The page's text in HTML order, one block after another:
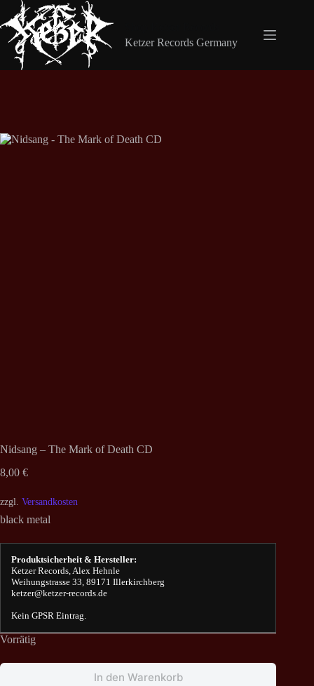
Inhalt
springen
Ketzer Records Germany
Nidsang – The Mark of Death CD
8,00 €
zzgl. Versandkosten
black metal
Produktsicherheit & Hersteller:
Ketzer Records, Alex Hehnle
Weihungstrasse 33, 89171 Illerkirchberg
ketzer@ketzer-records.de
Kein GPSR Eintrag.
Vorrätig
In den Warenkorb